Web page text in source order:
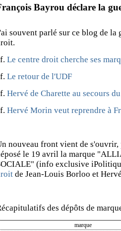
Bayrou déclare la
souvent parlé sur ce blog de la
Le centre droit cherche ses
Le retour de l'UDF
Hervé de Charette au secours
Hervé Morin veut reprendre à
nouveau front vient de
le 19 avril la marque
(info exclusive
de Jean-Louis Borloo et
des dépôts de
marque